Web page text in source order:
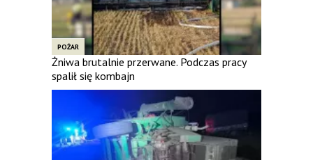
POŻAR
Żniwa brutalnie przerwane. Podczas pracy
spalił się kombajn